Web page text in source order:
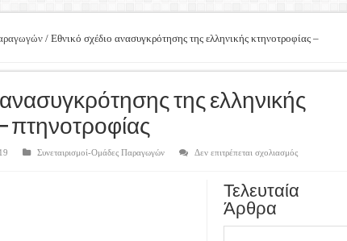
Καλή Χρονιά!
Συνέλευση του Αγροτικού Συνεταιρισμού Μεσολογγίου-Ναυπακτίας ”Η Ένωση”
της Ελιάς ξεκίνησε…με Μεγάλες Προσφορές!!
/ Εθνικό σχέδιο ανασυγκρότησης της ελληνικής κτηνοτροφίας –
της ελληνικής
πτηνοτροφίας
Συνεταιρισμοί-Ομάδες Παραγωγών Δεν επιτρέπεται σχολιασμόςστο
της
ελληνικής
πτηνοτροφίας
Τελευταία
Άρθρα